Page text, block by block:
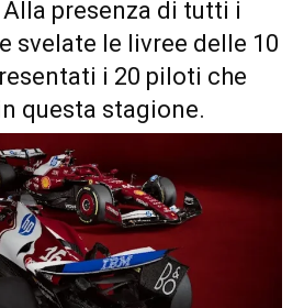
presenza di tutti i
svelate le livree delle 10
i 20 piloti che
questa stagione.